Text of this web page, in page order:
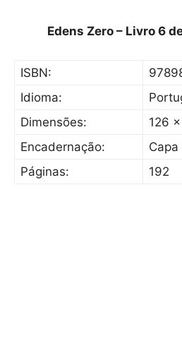
Edens Zero – Livro 6
ISBN:
Idioma:
Dimensões:
126
Encadernação:
Capa
Páginas:
192